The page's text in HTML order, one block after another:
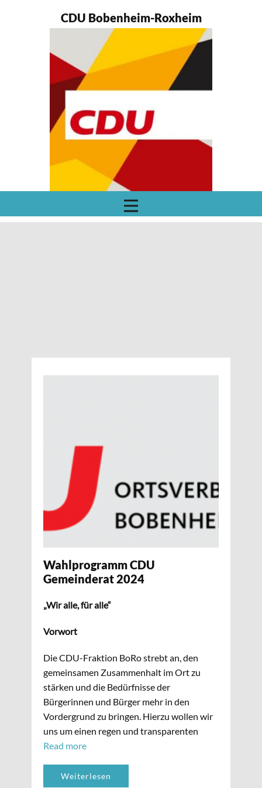
CDU Bobenheim-Roxheim
Wahlprogramm CDU
Gemeinderat 2024
„Wir alle, für alle“
Vorwort
Die CDU-Fraktion BoRo strebt an, den
gemeinsamen Zusammenhalt im Ort zu
stärken und die Bedürfnisse der
Bürgerinnen und Bürger mehr in den
Vordergrund zu bringen. Hierzu wollen wir
uns um einen regen und transparenten
Read more
Weiterlesen